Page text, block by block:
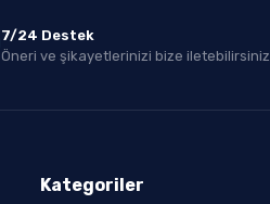
7/24 Destek
Öneri ve şikayetlerinizi bize iletebilirsiniz
Kategoriler